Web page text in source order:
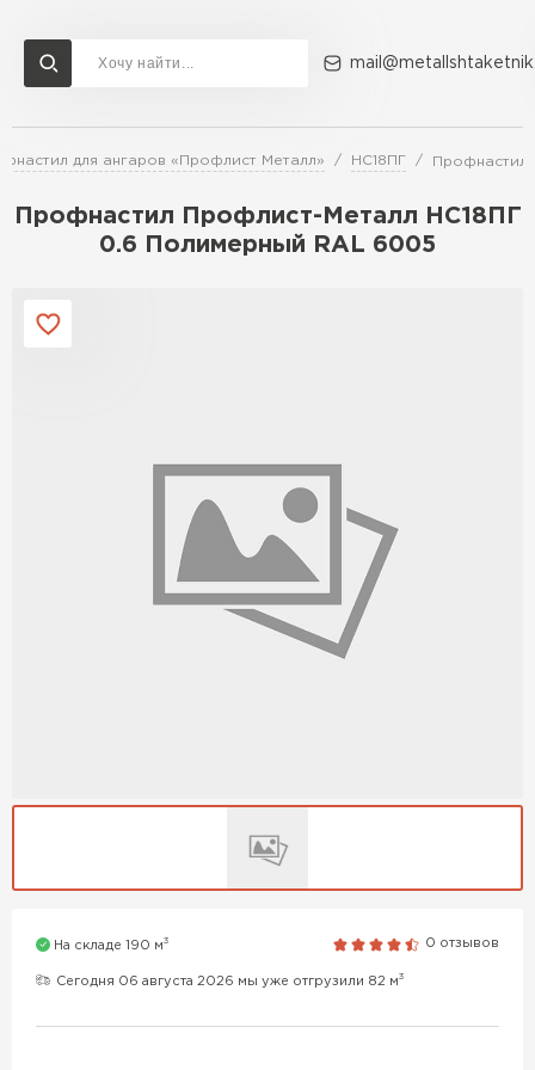
для ангаров «Профлист Металл» НС18ПГ Профнастил
Профнастил Профлист-Металл НC18ПГ
0.6 Полимерный RAL 6005
На складе 190 м3 0 отзывов
Сегодня 06 августа 2026 мы уже отгрузили 82 м3
Доставка и оплата Акции О компании Контакты
Перейти в каталог